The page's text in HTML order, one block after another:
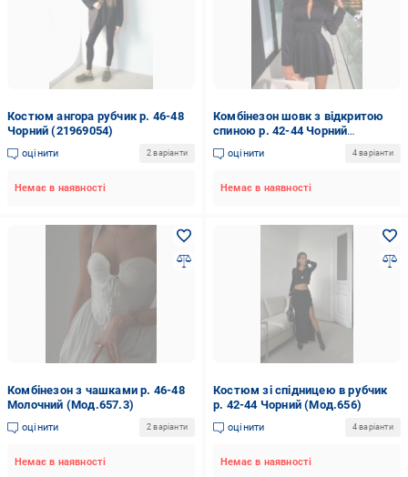
Костюм ангора рубчик р. 46-48
Чорний (21969054)
оцінити 2 варіанти
Немає в наявності
Комбінезон шовк з відкритою
спиною р. 42-44 Чорний
(мод.661.2)
оцінити 4 варіанти
Немає в наявності
Комбінезон з чашками р. 46-48
Молочний (Мод.657.3)
оцінити 2 варіанти
Немає в наявності
Костюм зі спідницею в рубчик
р. 42-44 Чорний (Мод.656)
оцінити 4 варіанти
Немає в наявності